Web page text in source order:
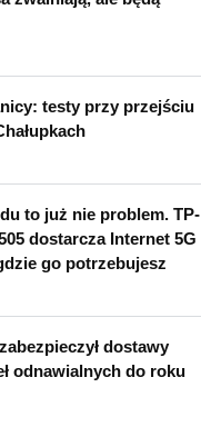
testy przy przejściu
to już nie problem. TP-
dostarcza Internet 5G
go potrzebujesz
dostawy
odnawialnych do roku